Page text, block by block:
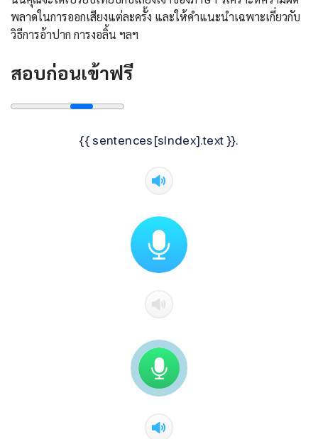
พลาดในการออกเสียงแต่ละครั้ง และให้คำแนะนำเฉพาะเกี่ยวกับ
วิธีการอ้าปาก การงอลิ้น ฯลฯ
สอบก่อนเข้าฟรี
{{ sentences[sIndex].text }}.